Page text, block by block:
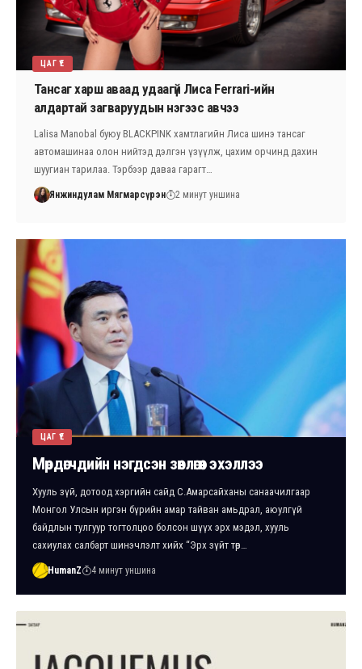
ЦАГ ҮЕ
Тансаг харш аваад удаагүй Лиса Ferrari-ийн
алдартай загваруудын нэгээс авчээ
Lalisa Manobal буюу BLACKPINK хамтлагийн Лиса шинэ тансаг
автомашинаа олон нийтэд дэлгэн үзүүлж, цахим орчинд дахин
шуугиан тарилаа. Тэрбээр даваа гарагт…
Янжиндулам Мягмарсүрэн 2 минут уншина
ЦАГ ҮЕ
Мөрдөгчдийн нэгдсэн зөвлөгөөн эхэллээ
Хууль зүй, дотоод хэргийн сайд С.Амарсайханы санаачилгаар
Монгол Улсын иргэн бүрийн амар тайван амьдрал, аюулгүй
байдлын тулгуур тогтолцоо болсон шүүх эрх мэдэл, хууль
сахиулах салбарт шинэчлэлт хийх “Эрх зүйт төр…
HumanZ 4 минут уншина